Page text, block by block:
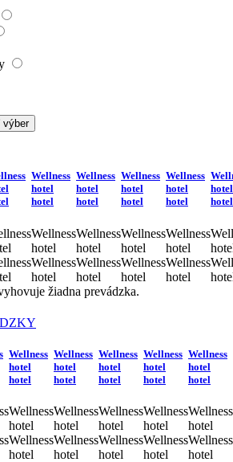
výber
Wellness
hotel
hotel
Wellness
hotel
Wellness
hotel
Wellness
hotel
hotel
Wellness
hotel
Wellness
hotel
Wellness
hotel
hotel
Wellness
hotel
Wellness
hotel
Wellness
hotel
hotel
Wellness
hotel
Wellness
hotel
hotel
hotel
žiadna prevádzka.
Wellness
hotel
hotel
Wellness
hotel
Wellness
hotel
Wellness
hotel
hotel
Wellness
hotel
Wellness
hotel
Wellness
hotel
hotel
Wellness
hotel
Wellness
hotel
Wellness
hotel
hotel
Wellness
hotel
Wellness
hotel
Wellness
hotel
hotel
Wellness
hotel
Wellness
hotel